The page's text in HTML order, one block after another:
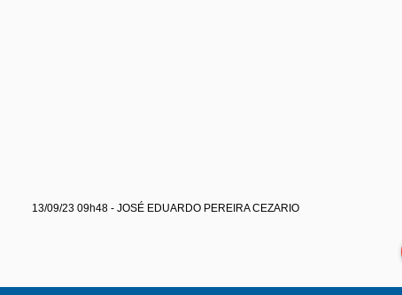
13/09/23 09h48 - JOSÉ EDUARDO PEREIRA CEZARIO